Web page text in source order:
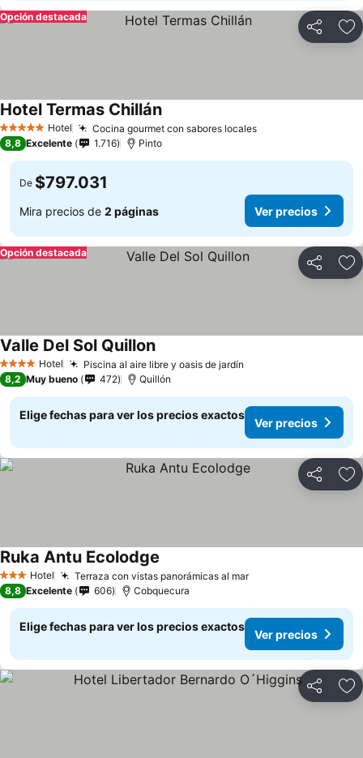
Compartir
Opción destacada
5 Estrellas Hotel Cocina gourmet con sabores locales
Hotel Termas Chillán
8,8 Excelente 1.716 Pinto
De $797.031
Mira precios de 2 páginas Ver precios
Compartir
Opción destacada
4 EstrellasHotel Piscina al aire libre y oasis de jardín
Valle Del Sol Quillon
8,2 Muy bueno 472 Quillón
Elige fechas para ver los precios exactos
Ver precios
Compartir
3 Estrellas
Hotel Terraza con vistas panorámicas al mar
Ruka Antu Ecolodge
8,8 Excelente 606 Cobquecura
Elige fechas para ver los precios exactos
Ver precios
Compartir